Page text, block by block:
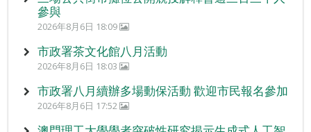
參與
2026年8月6日 18:09
市政署茶文化館八月活動
2026年8月6日 18:03
市政署八月續辦多場動保活動 歡迎市民報名參加
2026年8月6日 17:52